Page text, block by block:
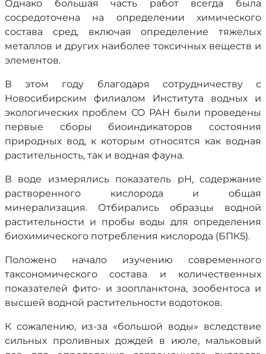
Однако большая часть работ всегда была
сосредоточена на определении химического
состава сред, включая определение тяжелых
металлов и других наиболее токсичных веществ и
элементов.
В этом году благодаря сотрудничеству с
Новосибирским филиалом Института водных и
экологических проблем СО РАН были проведены
первые сборы биоиндикаторов состояния
природных вод, к которым относятся как водная
растительность, так и водная фауна.
В воде измерялись показатель рН, содержание
растворенного кислорода и общая
минерализация. Отбирались образцы водной
растительности и пробы воды для определения
биохимического потребления кислорода (БПК5).
Положено начало изучению современного
таксономического состава и количественных
показателей фито- и зоопланктона, зообентоса и
высшей водной растительности водотоков.
К сожалению, из-за «большой воды» вследствие
сильных проливных дождей в июле, мальковый